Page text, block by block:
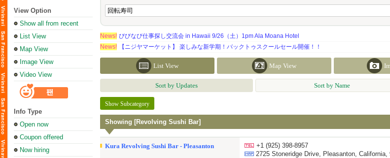
View Option
Show all from recent
List View
Map View
Image View
Video View
Info Type
Open now
Coupon offered
Now hiring
News! びびなび仕事探し交流会 in Hawaii 9/26（土）1pm Ala Moana Hotel
News!
【ニジヤマーケット】 楽しみな新学期！バックトゥスクールセール開催！！
List View Map View
Sort by Updates Sort by Name
Show Subcategory
Showing [Revolving Sushi Bar]
Kura Revolving Sushi Bar - Pleasanton
+1 (925) 398-8957
2725 Stoneridge Drive, Pleasanton, California,